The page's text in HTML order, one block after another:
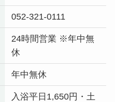
052-321-0111
24時間営業 ※年中無
休
年中無休
入浴平日1,650円・土